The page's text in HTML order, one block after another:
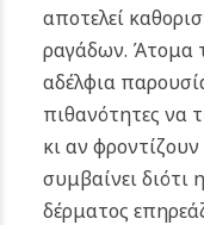
αποτελεί
ραγάδων. Άτομα
αδέλφια
πιθανότητες να
κι αν
συμβαίνει διότι
δέρματος